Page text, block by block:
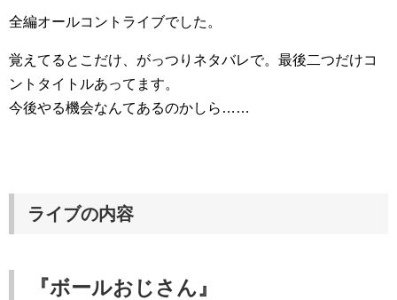
全編オールコントライブでした。
覚えてるとこだけ、がっつりネタバレで。最後二つだけコ
ントタイトルあってます。
今後やる機会なんてあるのかしら……
ライブの内容
『ボールおじさん』